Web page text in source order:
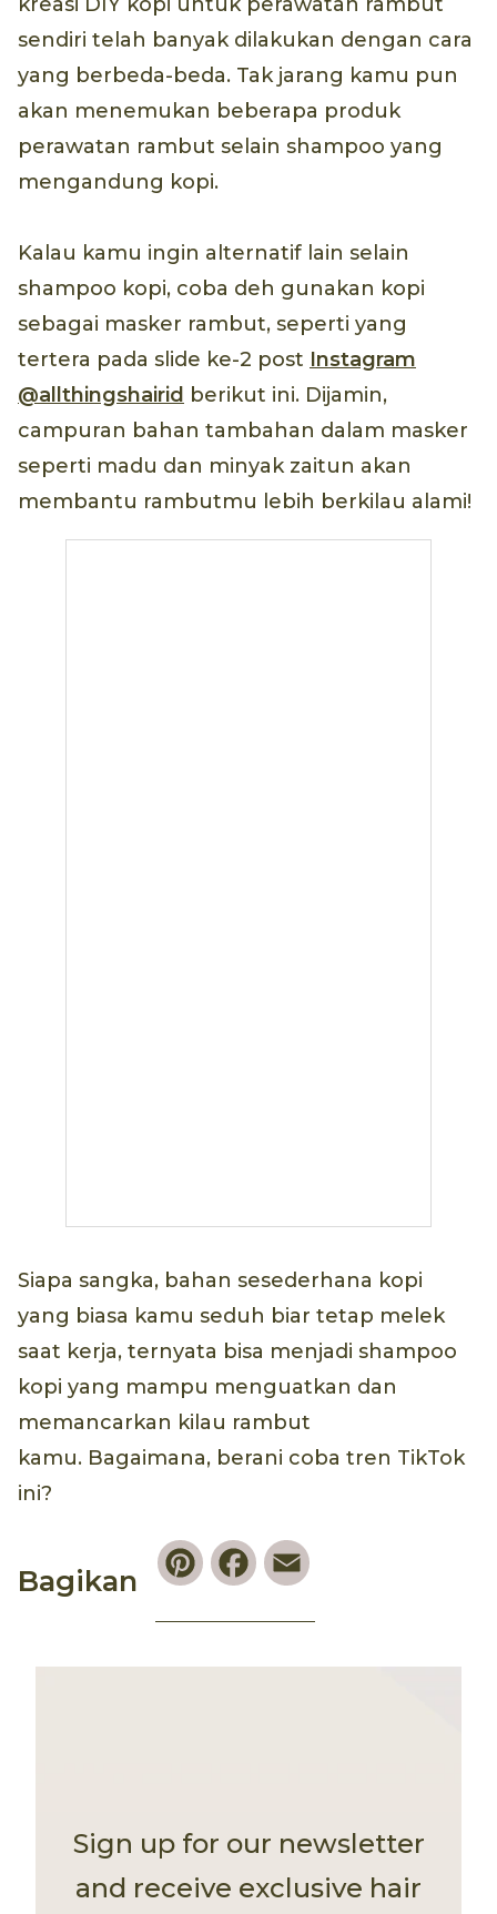
sendiri telah banyak dilakukan dengan cara
yang berbeda-beda. Tak jarang kamu pun
akan menemukan beberapa produk
perawatan rambut selain shampoo yang
mengandung kopi.
Kalau kamu ingin alternatif lain selain
shampoo kopi, coba deh gunakan kopi
sebagai masker rambut, seperti yang
tertera pada slide ke-2 post Instagram
@allthingshairid berikut ini. Dijamin,
campuran bahan tambahan dalam masker
seperti madu dan minyak zaitun akan
membantu rambutmu lebih berkilau alami!
Siapa sangka, bahan sesederhana kopi
yang biasa kamu seduh biar tetap melek
saat kerja, ternyata bisa menjadi shampoo
kopi yang mampu menguatkan dan
memancarkan kilau rambut
kamu. Bagaimana, berani coba tren TikTok
ini?
Bagikan
PinterestFacebook
Sign up for our newsletter
and receive exclusive hair